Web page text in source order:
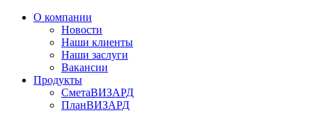
О компании
Новости
Наши клиенты
Наши заслуги
Вакансии
Продукты
СметаВИЗАРД
ПланВИЗАРД